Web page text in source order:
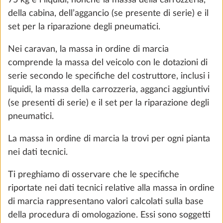
Aggiungi
Pompa dell’acqua con interruttore
supplementare
0,4 kg
numero di posti letto nei caravan è determinante
per il calcolo della cosiddetto massa utile minima
5. Massa utile e massa utile minima
La “massa utile” indica, nel caso dei camper e dei
furgonati, la differenza tra la massa massima
tecnicamente ammissibile a pieno carico e la massa
passeggeri e della massa della dotazione speciale.
togliendo dalla massa massima tecnicamente
ammissibile la massa in ordine di marcia e la massa
della dotazione speciale.